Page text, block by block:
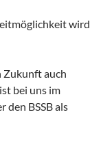
wird
Zukunft auch
bei uns im
den BSSB als